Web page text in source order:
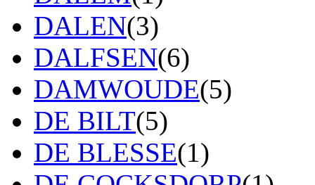
DALEN(3)
DALFSEN(6)
DAMWOUDE(5)
DE BILT(5)
DE BLESSE(1)